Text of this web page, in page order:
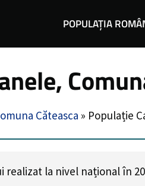
POPULAȚIA
Căteasca » Populație
la nivel național în